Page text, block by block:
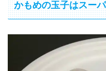
かもめの玉子はスー